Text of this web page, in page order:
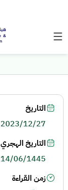
التاريخ
2023/12/27
التاريخ الهجري
14/06/1445
زمن القراءة